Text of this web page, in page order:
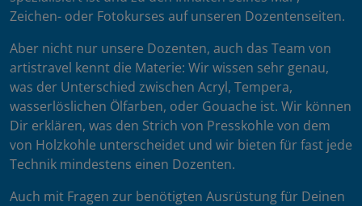
Zeichen- oder Fotokurses auf unseren Dozentenseiten.
Aber nicht nur unsere Dozenten, auch das Team von
artistravel kennt die Materie: Wir wissen sehr genau,
was der Unterschied zwischen Acryl, Tempera,
wasserlöslichen Ölfarben, oder Gouache ist. Wir können
Dir erklären, was den Strich von Presskohle von dem
von Holzkohle unterscheidet und wir bieten für fast jede
Technik mindestens einen Dozenten.
Auch mit Fragen zur benötigten Ausrüstung für Deinen